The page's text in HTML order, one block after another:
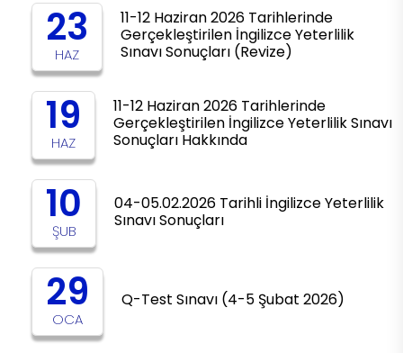
23
HAZ
11-12 Haziran 2026 Tarihlerinde
Gerçekleştirilen İngilizce Yeterlilik
Sınavı Sonuçları (Revize)
19
HAZ
11-12 Haziran 2026 Tarihlerinde
Gerçekleştirilen İngilizce Yeterlilik Sınavı
Sonuçları Hakkında
10
ŞUB
04-05.02.2026 Tarihli İngilizce Yeterlilik
Sınavı Sonuçları
29
OCA
Q-Test Sınavı (4-5 Şubat 2026)